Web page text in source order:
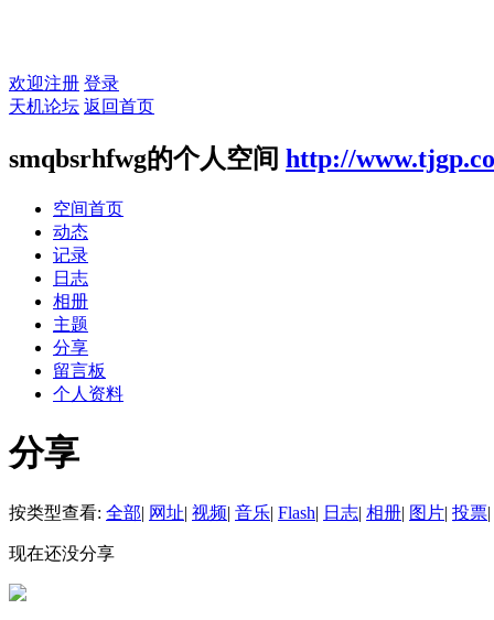
欢迎注册 登录
天机论坛 返回首页
smqbsrhfwg的个人空间 http://
空间首页
动态
记录
日志
相册
主题
分享
留言板
个人资料
分享
按类型查看: 全部| 网址| 视频| 音乐| Flash| 日志| 相册| 图片| 投票|
现在还没分享